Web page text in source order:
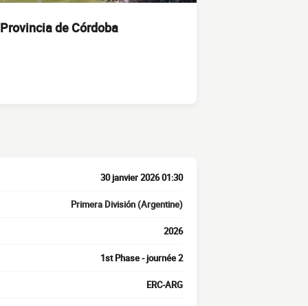
de Córdoba
30 janvier 2026 01:30
Primera División (Argentine)
2026
1st Phase - journée 2
ERC-ARG